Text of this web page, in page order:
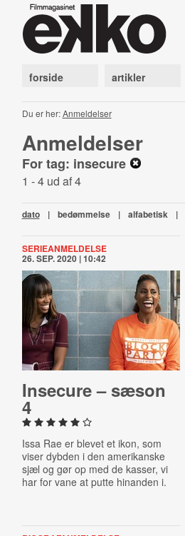
forside artikler
Du er her:Anmeldelser
Anmeldelser
For tag: insecure
1 - 4 ud af 4
dato | bedømmelse | alfabetisk |
SERIEANMELDELSE
26. SEP. 2020 | 10:42
Insecure – sæson
4
Issa Rae er blevet et ikon, som
viser dybden i den amerikanske
sjæl og gør op med de kasser, vi
har for vane at putte hinanden i.